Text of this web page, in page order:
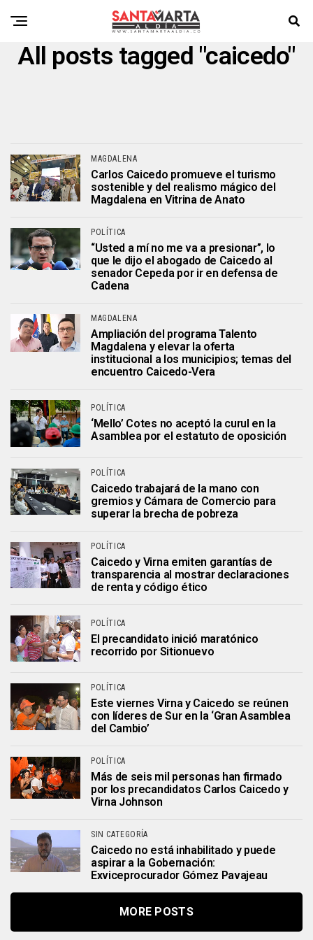
All posts tagged "caicedo"
MAGDALENA
Carlos Caicedo promueve el turismo
sostenible y del realismo mágico del
Magdalena en Vitrina de Anato
POLÍTICA
“Usted a mí no me va a presionar”, lo
que le dijo el abogado de Caicedo al
senador Cepeda por ir en defensa de
Cadena
MAGDALENA
Ampliación del programa Talento
Magdalena y elevar la oferta
institucional a los municipios; temas del
encuentro Caicedo-Vera
POLÍTICA
‘Mello’ Cotes no aceptó la curul en la
Asamblea por el estatuto de oposición
POLÍTICA
Caicedo trabajará de la mano con
gremios y Cámara de Comercio para
superar la brecha de pobreza
POLÍTICA
Caicedo y Virna emiten garantías de
transparencia al mostrar declaraciones
de renta y código ético
POLÍTICA
El precandidato inició maratónico
recorrido por Sitionuevo
POLÍTICA
Este viernes Virna y Caicedo se reúnen
con líderes de Sur en la ‘Gran Asamblea
del Cambio’
POLÍTICA
Más de seis mil personas han firmado
por los precandidatos Carlos Caicedo y
Virna Johnson
SIN CATEGORÍA
Caicedo no está inhabilitado y puede
aspirar a la Gobernación:
Exviceprocurador Gómez Pavajeau
MORE POSTS